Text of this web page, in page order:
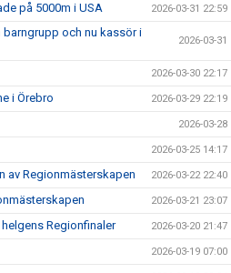
på 5000m i USA 2026-03-31 22:59
barngrupp och nu kassör i
2026-03-31
2026-03-30 22:17
i Örebro 2026-03-29 22:19
2026-03-28
2026-03-25 14:17
av Regionmästerskapen 2026-03-22 22:40
2026-03-21 23:07
helgens Regionfinaler 2026-03-20 21:47
2026-03-19 07:00